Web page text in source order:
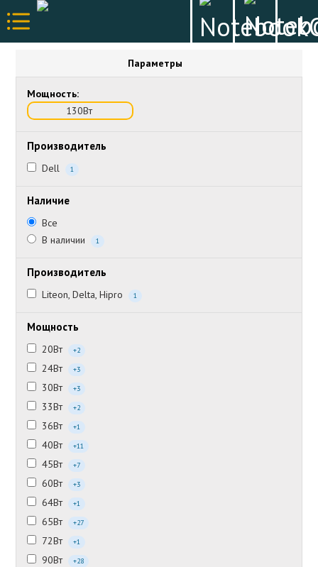
Параметры
Мощность:
130Вт
Производитель
Dell 1
Наличие
Все
В наличии
1
Производитель
Liteon, Delta, Hipro 1
Мощность
20Вт +2
24Вт +3
30Вт +3
33Вт +2
36Вт +1
40Вт +11
45Вт +7
60Вт +3
64Вт +1
65Вт +27
72Вт +1
90Вт +28